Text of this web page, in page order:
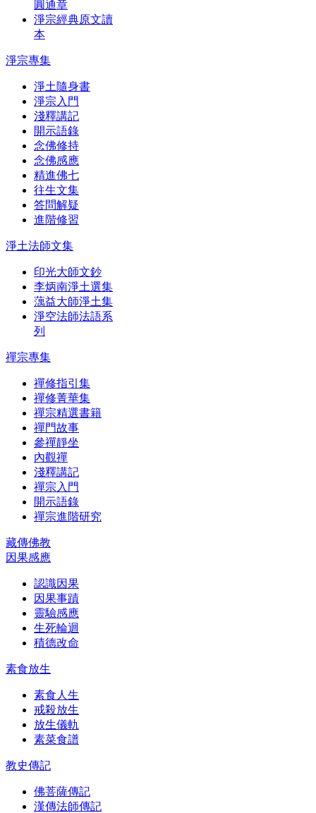
圓通章
淨宗經典原文讀
本
淨宗專集
淨土隨身書
淨宗入門
淺釋講記
開示語錄
念佛修持
念佛感應
精進佛七
往生文集
答問解疑
進階修習
淨土法師文集
印光大師文鈔
李炳南淨土選集
蕅益大師淨土集
淨空法師法語系
列
禪宗專集
禪修指引集
禪修菁華集
禪宗精選書籍
禪門故事
參禪靜坐
內觀禪
淺釋講記
禪宗入門
開示語錄
禪宗進階研究
藏傳佛教
因果感應
認識因果
因果事蹟
靈驗感應
生死輪迴
積德改命
素食放生
素食人生
戒殺放生
放生儀軌
素菜食譜
教史傳記
佛菩薩傳記
漢傳法師傳記